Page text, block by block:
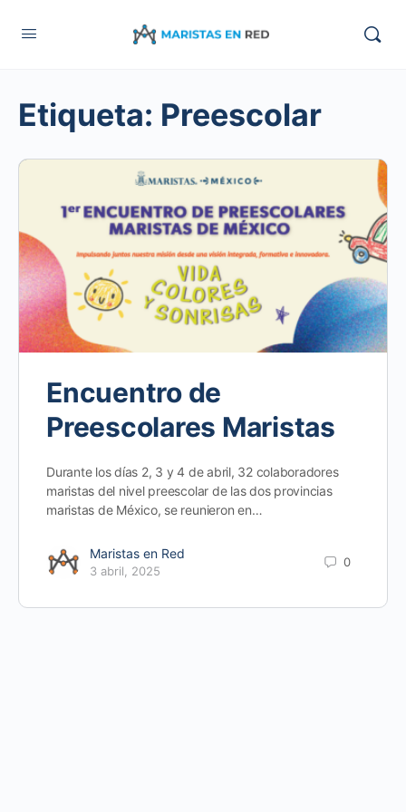
Etiqueta: Preescolar
Encuentro de
Preescolares Maristas
Durante los días 2, 3 y 4 de abril, 32 colaboradores
maristas del nivel preescolar de las dos provincias
maristas de México, se reunieron en…
Maristas en Red
3 abril, 2025
0